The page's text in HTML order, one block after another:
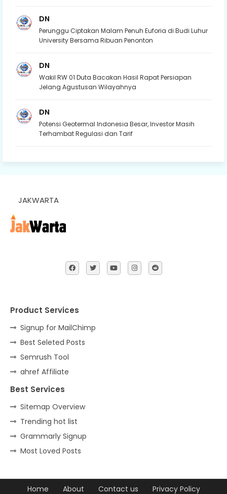
DN
Perunggu Ciptakan Malam Penuh Euforia di Budi Luhur
University Bersama Ribuan Penonton
DN
Wakil RW 01 Duta Bacakan Hasil Rapat Persiapan
Jelang Agustusan Wilayahnya
DN
Potensi Geotermal Indonesia Besar, Investor Masih
Terhambat Regulasi dan Tarif
JAKWARTA
Product Services
Signup for MailChimp
Best Seleted Posts
Semrush Tool
ahref Affiliate
Best Services
Sitemap Overview
Trending hot list
Grammarly Signup
Most Loved Posts
Home About Contact us Privacy Policy